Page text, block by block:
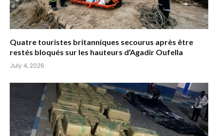
Quatre touristes britanniques secourus après être
restés bloqués sur les hauteurs d’Agadir Oufella
July 4, 2026